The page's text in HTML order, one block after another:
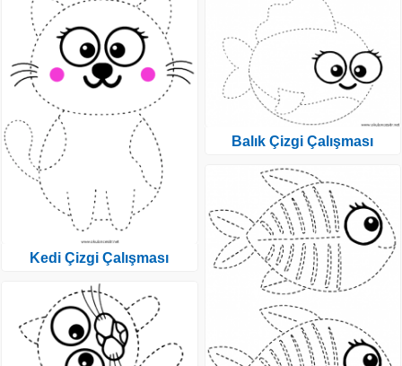
Kedi Çizgi Çalışması
Balık Çizgi Çalışması